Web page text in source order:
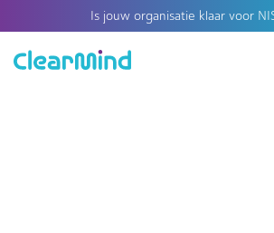
Is jouw organisatie klaar voor